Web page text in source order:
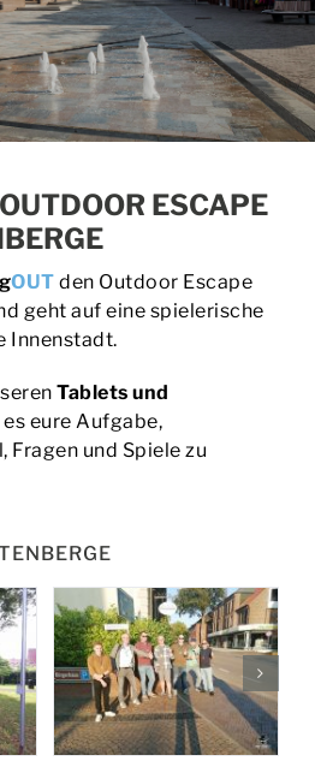
ESCAPE
OUT den Outdoor Escape
geht auf eine spielerische
Innenstadt.
Tablets und
eure Aufgabe,
Fragen und Spiele zu